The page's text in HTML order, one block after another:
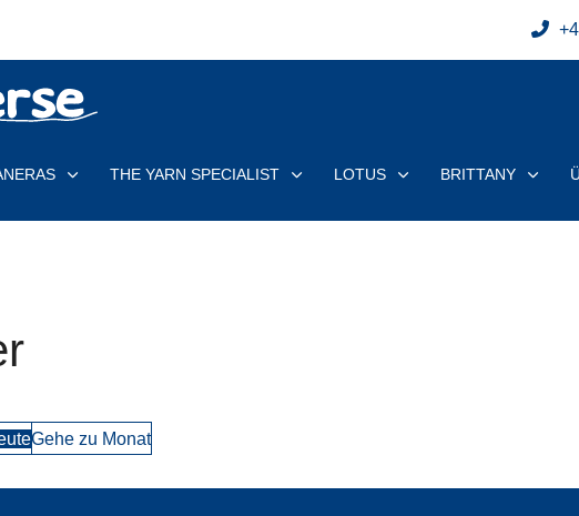
THE YARN SPECIALIST LOTUS BRITTANY
Gehe zu Monat